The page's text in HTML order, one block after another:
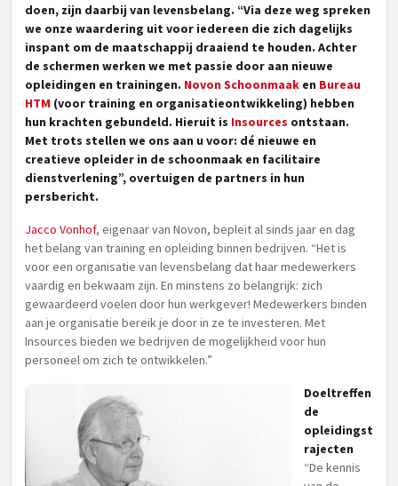
doen, zijn daarbij van levensbelang. “Via deze weg spreken
we onze waardering uit voor iedereen die zich dagelijks
inspant om de maatschappij draaiend te houden. Achter
de schermen werken we met passie door aan nieuwe
opleidingen en trainingen. Novon Schoonmaak en Bureau
HTM (voor training en organisatieontwikkeling) hebben
hun krachten gebundeld. Hieruit is Insources ontstaan.
Met trots stellen we ons aan u voor: dé nieuwe en
creatieve opleider in de schoonmaak en facilitaire
dienstverlening”, overtuigen de partners in hun
persbericht.
Jacco Vonhof, eigenaar van Novon, bepleit al sinds jaar en dag
het belang van training en opleiding binnen bedrijven. “Het is
voor een organisatie van levensbelang dat haar medewerkers
vaardig en bekwaam zijn. En minstens zo belangrijk: zich
gewaardeerd voelen door hun werkgever! Medewerkers binden
aan je organisatie bereik je door in ze te investeren. Met
Insources bieden we bedrijven de mogelijkheid voor hun
personeel om zich te ontwikkelen.”
Doeltreffen
de
opleidingst
rajecten
“De kennis